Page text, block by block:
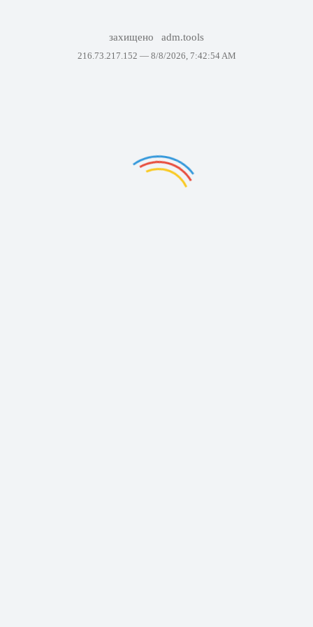
захищено adm.tools
216.73.217.152 — 8/8/2026, 7:42:54 AM